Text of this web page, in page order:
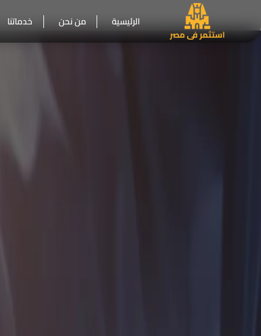
الرئيسية من نحن خدماتنا